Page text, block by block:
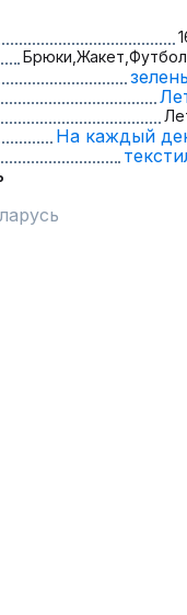
Брюки, Жакет,
На каждый